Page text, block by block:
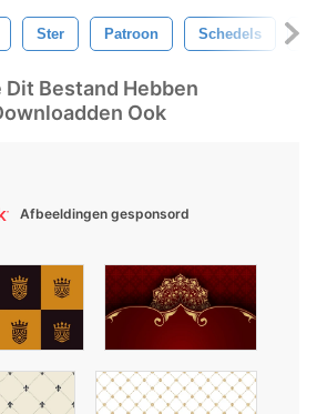
Ster Patroon Schedels
Bestand Hebben
Ook
Afbeeldingen gesponsord